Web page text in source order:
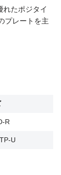
れたポジタイ
プレートを主
R
U